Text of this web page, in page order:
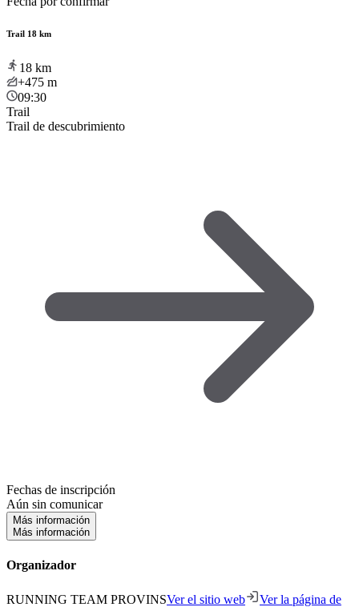
Trail 18 km
18 km
+475 m
09:30
Trail
Trail de descubrimiento
Fechas de inscripción
Aún sin comunicar
Más información
Más información
Organizador
RUNNING TEAM PROVINSVer el sitio web
Ver la página de